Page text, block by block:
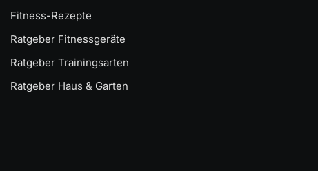
Fitness-Rezepte
Ratgeber Fitnessgeräte
Ratgeber Trainingsarten
Ratgeber Haus & Garten